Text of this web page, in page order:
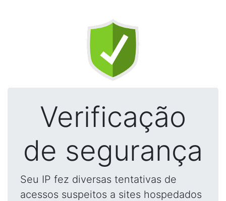
Verificação
de segurança
Seu IP fez diversas tentativas de
acessos suspeitos a sites hospedados